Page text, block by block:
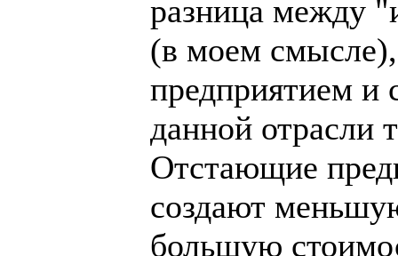
разница между
(в моем
предприятием и
данной отрасли
Отстающие
создают
большую